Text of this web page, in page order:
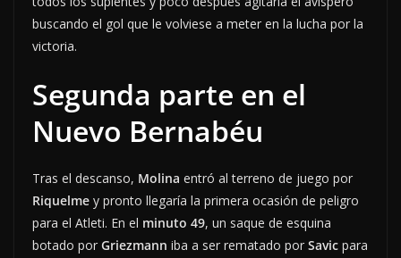
buscando el gol que le volviese a meter en la lucha por la
victoria.
Segunda parte en el
Nuevo Bernabéu
Tras el descanso, Molina entró al terreno de juego por
Riquelme y pronto llegaría la primera ocasión de peligro
para el Atleti. En el minuto 49, un saque de esquina
botado por Griezmann iba a ser rematado por Savic para